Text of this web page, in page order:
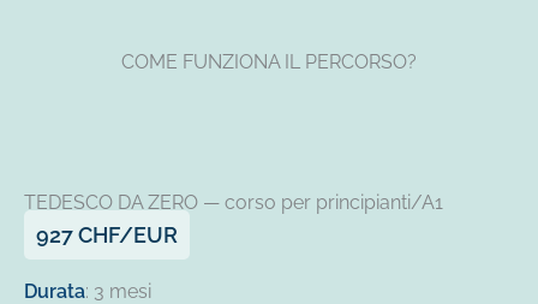
COME FUNZIONA IL PERCORSO?
TEDESCO DA ZERO — corso per principianti/A1
927 CHF/EUR
Durata: 3 mesi